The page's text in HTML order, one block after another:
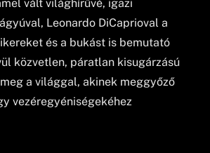
vált világhírűvé, igazi
Leonardo DiCaprioval a
és a bukást is bemutató
közvetlen, páratlan kisugárzású
a világgal, akinek meggyőző
vezéregyéniségekéhez